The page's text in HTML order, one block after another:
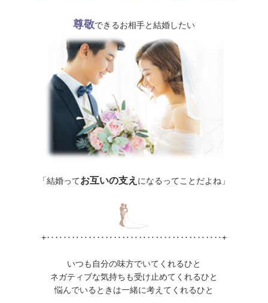
尊敬できるお相手と結婚したい
「結婚ってお互いの支え になるってことだよね」
+‥‥‥‥‥‥‥‥‥‥‥‥‥‥‥‥‥‥‥‥‥+
いつも自分の味方でいてくれるひと
ネガティブな気持ちも受け止めてくれるひと
悩んでいるときは一緒に考えてくれるひと